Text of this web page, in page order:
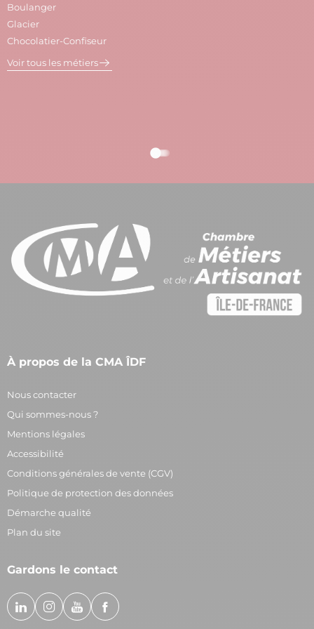
Boulanger
Glacier
Chocolatier-Confiseur
Voir tous les métiers
À propos de la CMA ÎDF
Nous contacter
Qui sommes-nous ?
Mentions légales
Accessibilité
Conditions générales de vente (CGV)
Politique de protection des données
Démarche qualité
Plan du site
Gardons le contact